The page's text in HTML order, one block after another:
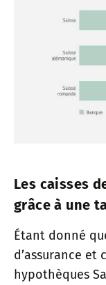
Les caisses
grâce à une
Étant donné
d’assurance et
hypothèques